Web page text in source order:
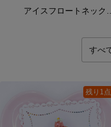
残り1点